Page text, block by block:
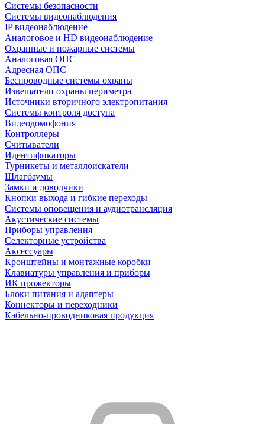
Системы безопасности
Системы видеонаблюдения
IP видеонаблюдение
Аналоговое и HD видеонаблюдение
Охранные и пожарные системы
Аналоговая ОПС
Адресная ОПС
Беспроводные системы охраны
Извещатели охраны периметра
Источники вторичного электропитания
Системы контроля доступа
Видеодомофония
Контроллеры
Считыватели
Идентификаторы
Турникеты и металлоискатели
Шлагбаумы
Замки и доводчики
Кнопки выхода и гибкие переходы
Системы оповещения и аудиотрансляция
Акустические системы
Приборы управления
Селекторные устройства
Аксессуары
Кронштейны и монтажные коробки
Клавиатуры управления и приборы
ИК прожекторы
Блоки питания и адаптеры
Коннекторы и переходники
Кабельно-проводниковая продукция